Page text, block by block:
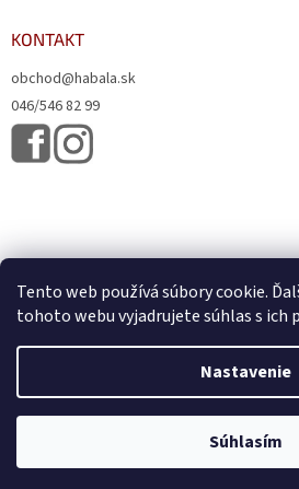
Tento web používá súbory cookie.
tohoto webu vyjadrujete súhlas s ich
Nastavenie
Súhlasím
KONTAKT
obchod@habala.sk
046/546 82 99
Copyright 2026HABALA, s.r.o.. Všetky
nastavenie cookies